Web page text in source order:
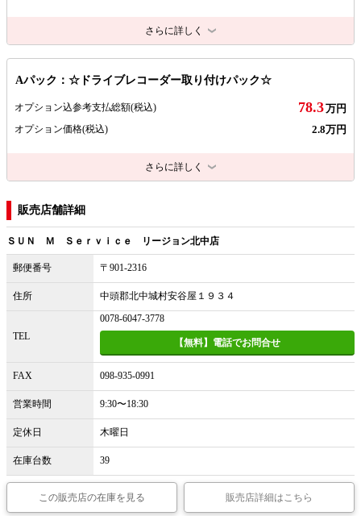
さらに詳しく
Aパック：☆ドライブレコーダー取り付けパック☆
オプション込参考支払総額(税込) 78.3万円
オプション価格(税込) 2.8万円
さらに詳しく
販売店舗詳細
ＳＵＮ Ｍ Ｓｅｒｖｉｃｅ リージョン北中店
郵便番号 〒901-2316
住所 中頭郡北中城村安谷屋１９３４
TEL
0078-6047-3778
【無料】電話でお問合せ
FAX 098-935-0991
営業時間 9:30〜18:30
定休日 木曜日
在庫台数 39
この販売店の在庫を見る 販売店詳細はこちら